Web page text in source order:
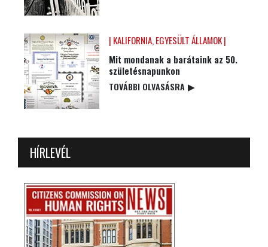
| KALIFORNIA, EGYESÜLT ÁLLAMOK |
Mit mondanak a barátaink az 50.
születésnapunkon
TOVÁBBI OLVASÁSRA ▶
HÍRLEVÉL